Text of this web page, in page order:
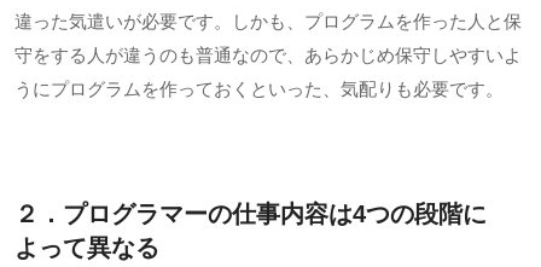
違った気遣いが必要です。しかも、プログラムを作った人と保
守をする人が違うのも普通なので、あらかじめ保守しやすいよ
うにプログラムを作っておくといった、気配りも必要です。
２．プログラマーの仕事内容は4つの段階に
よって異なる